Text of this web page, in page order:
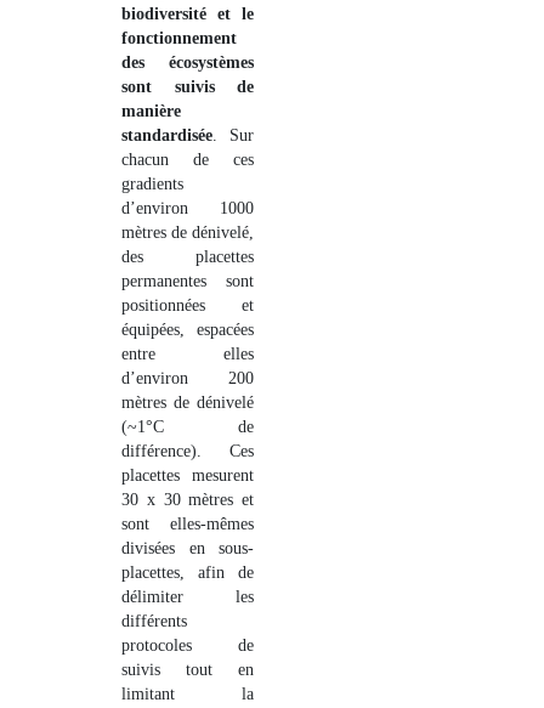
biodiversité et le
fonctionnement
des écosystèmes
sont suivis de
manière
standardisée. Sur
chacun de ces
gradients
d’environ 1000
mètres de dénivelé,
des placettes
permanentes sont
positionnées et
équipées, espacées
entre elles
d’environ 200
mètres de dénivelé
(~1°C de
différence). Ces
placettes mesurent
30 x 30 mètres et
sont elles-mêmes
divisées en sous-
placettes, afin de
délimiter les
différents
protocoles de
suivis tout en
limitant la